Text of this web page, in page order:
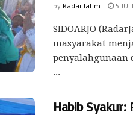
by Radar Jatim 5
SIDOARJO
masyarakat
penyalahgunaan
...
Habib Syakur: